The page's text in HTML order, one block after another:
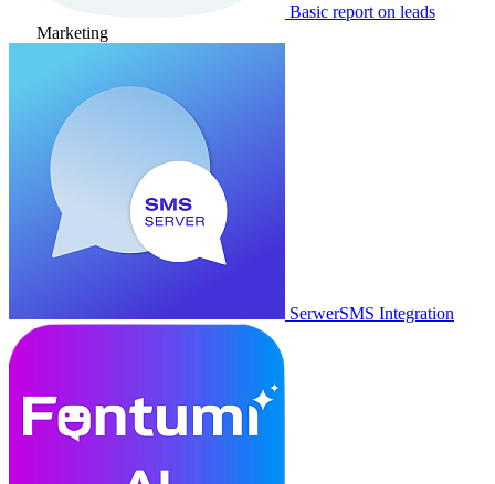
Basic report on leads
Marketing
SerwerSMS Integration